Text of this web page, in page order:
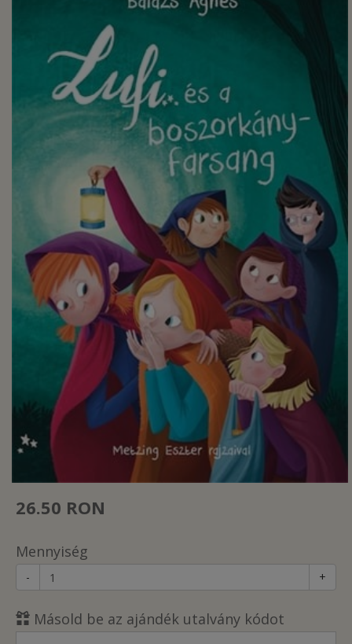
26.50 RON
Mennyiség
- +
Másold be az ajándék utalvány kódot